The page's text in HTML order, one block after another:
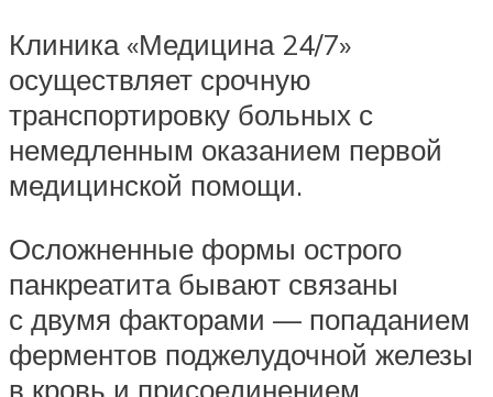
Клиника «Медицина 24/7»
осуществляет срочную
транспортировку больных с
немедленным оказанием первой
медицинской помощи.
Осложненные формы острого
панкреатита бывают связаны
с двумя факторами — попаданием
ферментов поджелудочной железы
в кровь и присоединением